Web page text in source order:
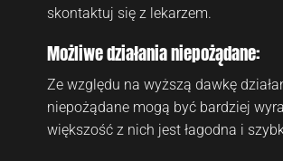
skontaktuj się z lekarzem.
Możliwe działania niepożądane:
Ze względu na wyższą dawkę
niepożądane mogą być bardziej
większość z nich jest łagodna i